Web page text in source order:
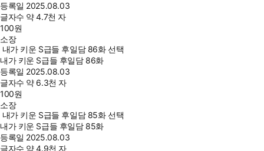
등록일 2025.08.03
글자수 약 4.7천 자
100원
소장
내가 키운 S급들 후일담 86화 선택
내가 키운 S급들 후일담 86화
등록일 2025.08.03
글자수 약 6.3천 자
100원
소장
내가 키운 S급들 후일담 85화 선택
내가 키운 S급들 후일담 85화
등록일 2025.08.03
글자수 약 4.9천 자